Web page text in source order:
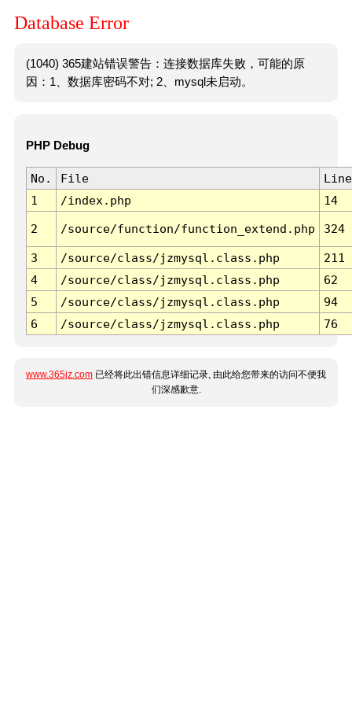
Database Error
(1040) 365建站错误警告：连接数据库失败，可能的原
因：1、数据库密码不对; 2、mysql未启动。
PHP Debug
No. File
Line
1
/index.php 14
2 /source/function/function_extend.php 324
3 /source/class/jzmysql.class.php
211
4
/source/class/jzmysql.class.php
62
5
/source/class/jzmysql.class.php
94
6
/source/class/jzmysql.class.php 76
www.365jz.com 已经将此出错信息详细记录, 由此给您带来的访问不便我
们深感歉意.